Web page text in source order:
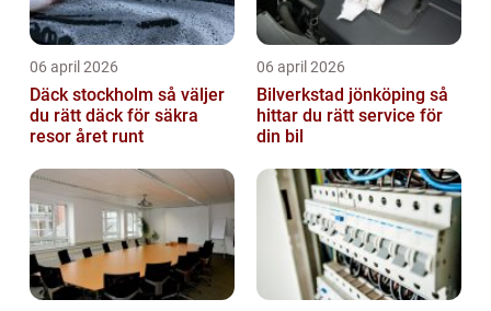
06 april 2026
Däck stockholm så väljer
du rätt däck för säkra
resor året runt
06 april 2026
Bilverkstad jönköping så
hittar du rätt service för
din bil